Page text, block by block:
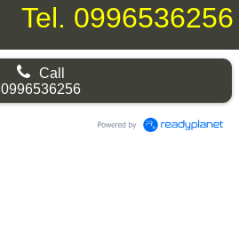
Tel. 0996536256
Call
0996536256